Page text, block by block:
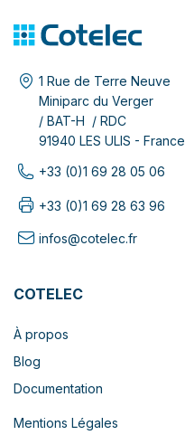
1 Rue de Terre Neuve
Miniparc du Verger
/ BAT-H / RDC
91940 LES ULIS - France
+33 (0)1 69 28 05 06
+33 (0)1 69 28 63 96
infos@cotelec.fr
COTELEC
À propos
Blog
Documentation
Mentions Légales